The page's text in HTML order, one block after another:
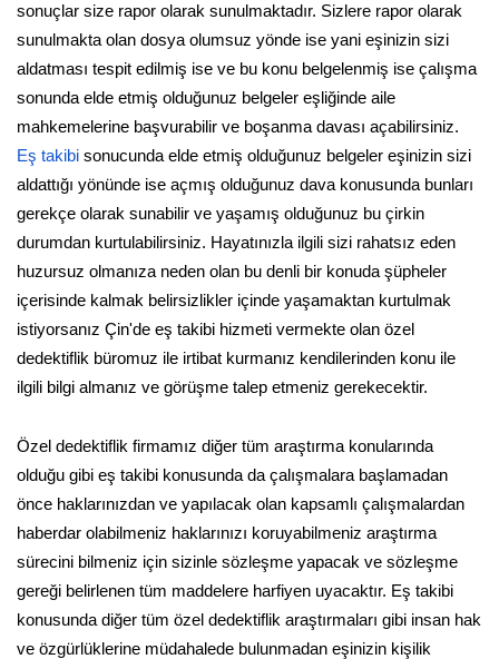
sonuçlar size rapor olarak sunulmaktadır. Sizlere rapor olarak
sunulmakta olan dosya olumsuz yönde ise yani eşinizin sizi
aldatması tespit edilmiş ise ve bu konu belgelenmiş ise çalışma
sonunda elde etmiş olduğunuz belgeler eşliğinde aile
mahkemelerine başvurabilir ve boşanma davası açabilirsiniz.
Eş takibi sonucunda elde etmiş olduğunuz belgeler eşinizin sizi
aldattığı yönünde ise açmış olduğunuz dava konusunda bunları
gerekçe olarak sunabilir ve yaşamış olduğunuz bu çirkin
durumdan kurtulabilirsiniz. Hayatınızla ilgili sizi rahatsız eden
huzursuz olmanıza neden olan bu denli bir konuda şüpheler
içerisinde kalmak belirsizlikler içinde yaşamaktan kurtulmak
istiyorsanız Çin'de eş takibi hizmeti vermekte olan özel
dedektiflik büromuz ile irtibat kurmanız kendilerinden konu ile
ilgili bilgi almanız ve görüşme talep etmeniz gerekecektir.
Özel dedektiflik firmamız diğer tüm araştırma konularında
olduğu gibi eş takibi konusunda da çalışmalara başlamadan
önce haklarınızdan ve yapılacak olan kapsamlı çalışmalardan
haberdar olabilmeniz haklarınızı koruyabilmeniz araştırma
sürecini bilmeniz için sizinle sözleşme yapacak ve sözleşme
gereği belirlenen tüm maddelere harfiyen uyacaktır. Eş takibi
konusunda diğer tüm özel dedektiflik araştırmaları gibi insan hak
ve özgürlüklerine müdahalede bulunmadan eşinizin kişilik